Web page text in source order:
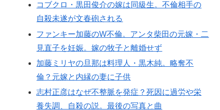
コブクロ・黒田俊介の嫁は同級生。不倫相手の
自殺未遂が文春砲される
ファンキー加藤のW不倫。アンタ柴田の元嫁・二
見直子を妊娠。嫁の牧子と離婚せず
加藤ミリヤの旦那は料理人・黒木純。略奪不
倫？元嫁と内縁の妻に子供
志村正彦はなぜ不整脈を発症？死因に過労や栄
養失調、自殺の説。最後の写真と曲